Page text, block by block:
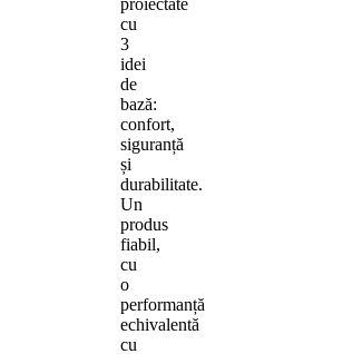
cu
3
idei
de
bază:
confort,
siguranță
și
durabilitate.
Un
produs
fiabil,
cu
o
performanță
echivalentă
cu